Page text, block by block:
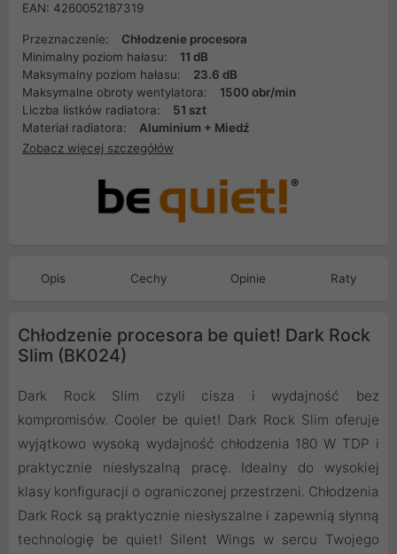
EAN: 4260052187319
Przeznaczenie:
Chłodzenie procesora
Minimalny poziom hałasu:
11 dB
Maksymalny poziom hałasu:
23.6 dB
Maksymalne obroty wentylatora:
1500 obr/min
Liczba listków radiatora:
51 szt
Materiał radiatora:
Aluminium + Miedź
Zobacz więcej szczegółów
Opis Cechy Opinie Raty
Chłodzenie procesora be quiet! Dark Rock
Slim (BK024)
Dark Rock Slim czyli cisza i wydajność bez
kompromisów. Cooler be quiet! Dark Rock Slim oferuje
wyjątkowo wysoką wydajność chłodzenia 180 W TDP i
praktycznie niesłyszalną pracę. Idealny do wysokiej
klasy konfiguracji o ograniczonej przestrzeni. Chłodzenia
Dark Rock są praktycznie niesłyszalne i zapewnią słynną
technologię be quiet! Silent Wings w sercu Twojego